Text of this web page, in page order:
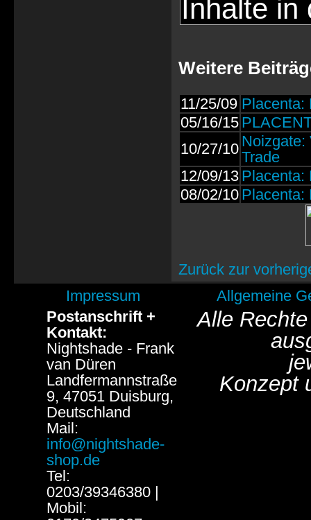
Inhalte in
Weitere
11/25/09 Placenta:
05/16/15
10/27/10 Noizgate:
Trade
12/09/13 Placenta:
08/02/10 Placenta:
Zurück zur
Impressum
Allgemeine
Postanschrift +
Kontakt:
Nightshade - Frank
van Düren
Landfermannstraße
9, 47051 Duisburg,
Deutschland
Mail:
info@nightshade-
shop.de
Tel:
0203/39346380 |
Mobil:
Alle
Konzept